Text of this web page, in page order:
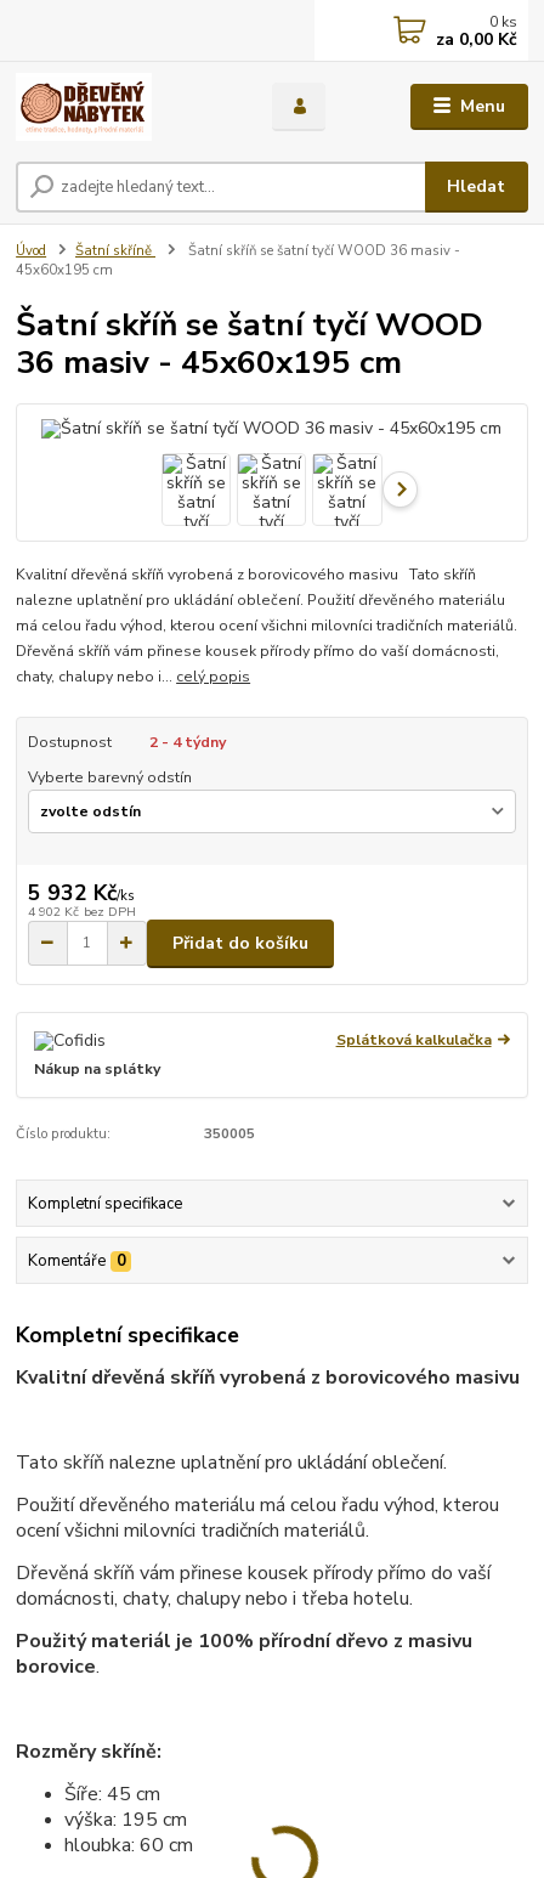
Menu
Hledat
0 ks
za 0,00 Kč
Úvod Šatní skříně
Šatní skříň se šatní tyčí WOOD 36 masiv -
45x60x195 cm
Šatní skříň se šatní tyčí WOOD
36 masiv - 45x60x195 cm
Kvalitní dřevěná skříň vyrobená z borovicového masivu Tato skříň
nalezne uplatnění pro ukládání oblečení. Použití dřevěného materiálu
má celou řadu výhod, kterou ocení všichni milovníci tradičních materiálů.
Dřevěná skříň vám přinese kousek přírody přímo do vaší domácnosti,
chaty, chalupy nebo i... celý popis
Dostupnost
2 - 4 týdny
Vyberte barevný odstín
5 932 Kč/ks
4 902 Kč bez DPH
Přidat do košíku
Splátková kalkulačka
Nákup na splátky
Číslo produktu: 350005
Kompletní specifikace
Komentáře 0
Kompletní specifikace
Kvalitní dřevěná skříň vyrobená z borovicového masivu
Tato skříň nalezne uplatnění pro ukládání oblečení.
Použití dřevěného materiálu má celou řadu výhod, kterou
ocení všichni milovníci tradičních materiálů.
Dřevěná skříň vám přinese kousek přírody přímo do vaší
domácnosti, chaty, chalupy nebo i třeba hotelu.
Použitý materiál je 100% přírodní dřevo z masivu
borovice.
Rozměry skříně:
Šíře: 45 cm
výška: 195 cm
hloubka: 60 cm